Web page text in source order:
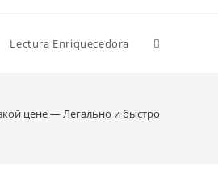
Lectura Enriquecedora Alternar
цене — Легально и быстро